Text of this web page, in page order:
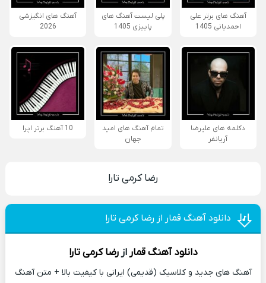
آهنگ های برتر علی
احمدیانی 1405
پلی لیست آهنگ های
پاییزی 1405
آهنگ های انگیزشی
2026
دکلمه های علیرضا
آریانفر
تمام آهنگ های امید
جهان
10 آهنگ برتر اپرا
رضا کرمی تارا
دانلود آهنگ قمار از رضا کرمی تارا
دانلود آهنگ قمار ازرضا کرمی تارا
آهنگ های جدید و کلاسیک (قدیمی) ایرانی با کیفیت بالا + متن آهنگ